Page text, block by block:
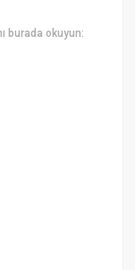
burada okuyun: